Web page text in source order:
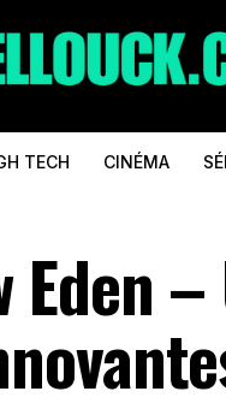
TECH CINÉMA